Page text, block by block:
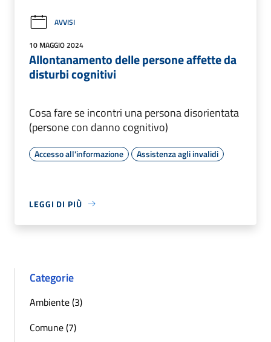
AVVISI
10 MAGGIO 2024
Allontanamento delle persone affette da
disturbi cognitivi
Cosa fare se incontri una persona disorientata
(persone con danno cognitivo)
Accesso all'informazione Assistenza agli invalidi
LEGGI DI PIÙ
Categorie
Ambiente (3)
Comune (7)